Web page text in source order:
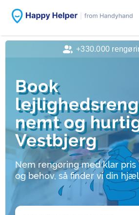
Book
nemt og
Vestbjerg
Nem rengøring med klar
og behov, så finder vi din
+330.000